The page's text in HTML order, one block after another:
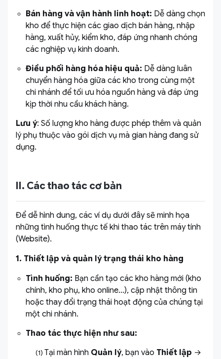
Bán hàng và vận hành linh hoạt: Dễ dàng chọn
kho để thực hiện các giao dịch bán hàng, nhập
hàng, xuất hủy, kiểm kho, đáp ứng nhanh chóng
các nghiệp vụ kinh doanh.
Điều phối hàng hóa hiệu quả: Dễ dàng luân
chuyển hàng hóa giữa các kho trong cùng một
chi nhánh để tối ưu hóa nguồn hàng và đáp ứng
kịp thời nhu cầu khách hàng.
Lưu ý: Số lượng kho hàng được phép thêm và quản
lý phụ thuộc vào gói dịch vụ mà gian hàng đang sử
dụng.
II. Các thao tác cơ bản
Để dễ hình dung, các ví dụ dưới đây sẽ minh họa
những tình huống thực tế khi thao tác trên máy tính
(Website).
1. Thiết lập và quản lý trạng thái kho hàng
Tình huống: Bạn cần tạo các kho hàng mới (kho
chính, kho phụ, kho online...), cập nhật thông tin
hoặc thay đổi trạng thái hoạt động của chúng tại
một chi nhánh.
Thao tác thực hiện như sau:
(1) Tại màn hình Quản lý, bạn vào Thiết lập →